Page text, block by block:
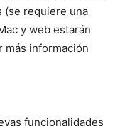
(se requiere una
y web estarán
más información
funcionalidades